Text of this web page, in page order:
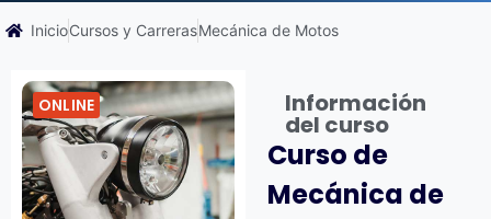
InicioCursos y CarrerasMecánica de Motos
Información
del curso
Curso de
Mecánica de
ONLINE